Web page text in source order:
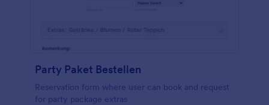
Party Paket Bestellen
Reservation form where user can book and request
for party package extras